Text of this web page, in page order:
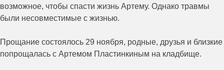
возможное, чтобы спасти жизнь Артему. Однако травмы
были несовместимые с жизнью.
Прощание состоялось 29 ноября, родные, друзья и близкие
попрощалась с Артемом Пластинкиным на кладбище.